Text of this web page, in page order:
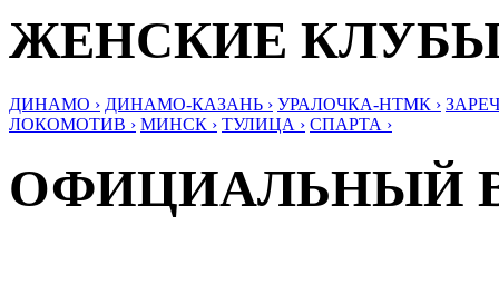
ЖЕНСКИЕ
ДИНАМО › ДИНАМО-КАЗАНЬ › УРАЛОЧКА-НТМК ›
ЛОКОМОТИВ › МИНСК › ТУЛИЦА › СПАРТА ›
ОФИЦИАЛЬНЫЙ